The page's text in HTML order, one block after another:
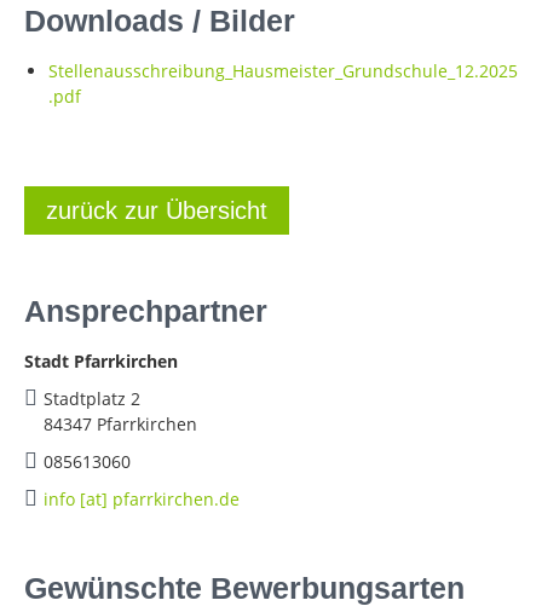
Downloads / Bilder
Stellenausschreibung_Hausmeister_Grundschule_12.2025
.pdf
zurück zur Übersicht
Ansprechpartner
Stadt Pfarrkirchen
Stadtplatz 2
84347 Pfarrkirchen
085613060
info [at] pfarrkirchen.de
Gewünschte Bewerbungsarten